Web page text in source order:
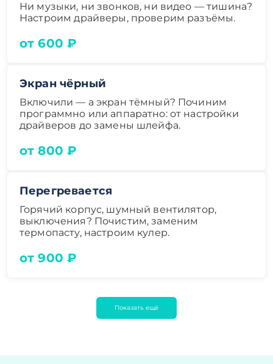
Ни музыки, ни звонков, ни видео — тишина?
Настроим драйверы, проверим разъёмы.
от 600 ₽
Экран чёрный
Включили — а экран тёмный? Починим
программно или аппаратно: от настройки
драйверов до замены шлейфа.
от 800 ₽
Перегревается
Горячий корпус, шумный вентилятор,
выключения? Почистим, заменим
термопасту, настроим кулер.
от 900 ₽
Показать ещё